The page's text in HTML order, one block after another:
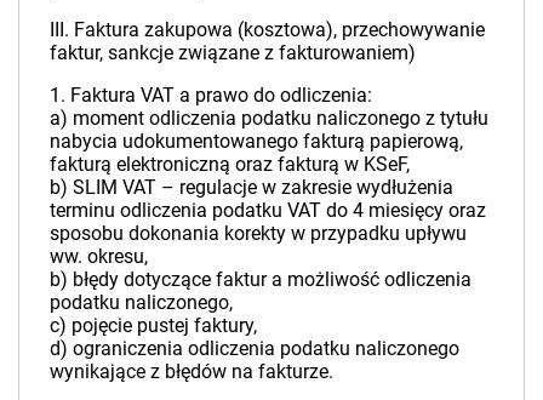
III. Faktura zakupowa (kosztowa), przechowywanie
faktur, sankcje związane z fakturowaniem)
1. Faktura VAT a prawo do odliczenia:
a) moment odliczenia podatku naliczonego z tytułu
nabycia udokumentowanego fakturą papierową,
fakturą elektroniczną oraz fakturą w KSeF,
b) SLIM VAT – regulacje w zakresie wydłużenia
terminu odliczenia podatku VAT do 4 miesięcy oraz
sposobu dokonania korekty w przypadku upływu
ww. okresu,
b) błędy dotyczące faktur a możliwość odliczenia
podatku naliczonego,
c) pojęcie pustej faktury,
d) ograniczenia odliczenia podatku naliczonego
wynikające z błędów na fakturze.